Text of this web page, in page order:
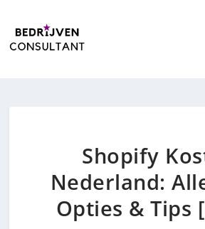
Shopify
Nederland:
Opties & Tips